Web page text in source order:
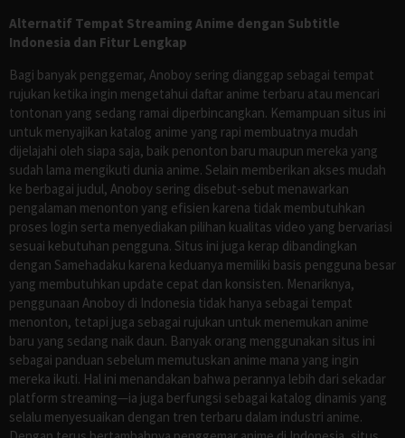
Alternatif Tempat Streaming Anime dengan Subtitle
Indonesia dan Fitur Lengkap
Bagi banyak penggemar, Anoboy sering dianggap sebagai tempat
rujukan ketika ingin mengetahui daftar anime terbaru atau mencari
tontonan yang sedang ramai diperbincangkan. Kemampuan situs ini
untuk menyajikan katalog anime yang rapi membuatnya mudah
dijelajahi oleh siapa saja, baik penonton baru maupun mereka yang
sudah lama mengikuti dunia anime. Selain memberikan akses mudah
ke berbagai judul, Anoboy sering disebut-sebut menawarkan
pengalaman menonton yang efisien karena tidak membutuhkan
proses login serta menyediakan pilihan kualitas video yang bervariasi
sesuai kebutuhan pengguna. Situs ini juga kerap dibandingkan
dengan Samehadaku karena keduanya memiliki basis pengguna besar
yang membutuhkan update cepat dan konsisten. Menariknya,
penggunaan Anoboy di Indonesia tidak hanya sebagai tempat
menonton, tetapi juga sebagai rujukan untuk menemukan anime
baru yang sedang naik daun. Banyak orang menggunakan situs ini
sebagai panduan sebelum memutuskan anime mana yang ingin
mereka ikuti. Hal ini menandakan bahwa perannya lebih dari sekadar
platform streaming—ia juga berfungsi sebagai katalog dinamis yang
selalu menyesuaikan dengan tren terbaru dalam industri anime.